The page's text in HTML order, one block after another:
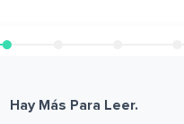
Hay Más Para Leer.